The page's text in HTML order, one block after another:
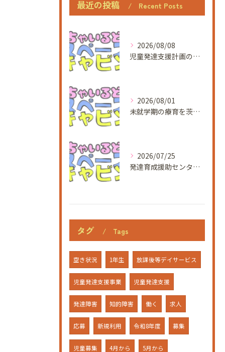
最近の投稿 Recent Posts
2026/08/08
児童発達支援計画の作成を現場で活かすための実務ポイントと流れ
2026/08/01
未就学期の療育を茨城県つくば市泊崎で始めるための基礎知識と活用ガイド
2026/07/25
発達育成援助センターの児童発達支援事業で未就学児の発達が気になる方への土曜開所と利用者募集情報
タグ Tags
空き状況 1年生 放課後等デイサービス
児童発達支援事業 児童発達支援
発達障害 知的障害 働く 求人
応募 新規利用 令和8年度 募集
児童募集 4月から 5月から